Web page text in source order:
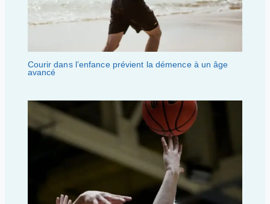
Courir dans l’enfance prévient la démence à un âge
avancé